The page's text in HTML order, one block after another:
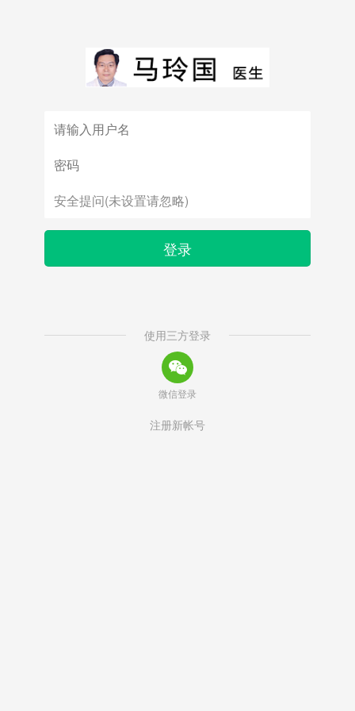
登录
使用三方登录
微信登录
注册新帐号